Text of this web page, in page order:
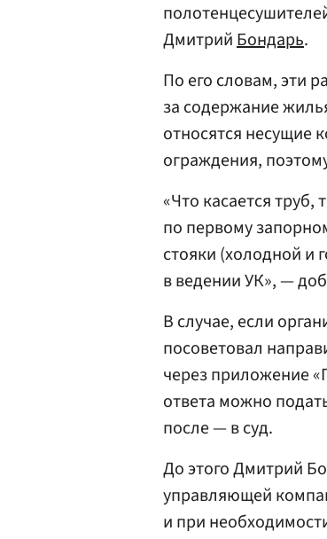
ДмитрийБондарь.
По его словам, эти
за содержание
относятся несущие
ограждения,
«Что касается труб,
по первому
стояки (холодной и
в ведении УК», —
В случае, если
посоветовал
через приложение
ответа можно
после — в суд.
До этого Дмитрий
управляющей
и при